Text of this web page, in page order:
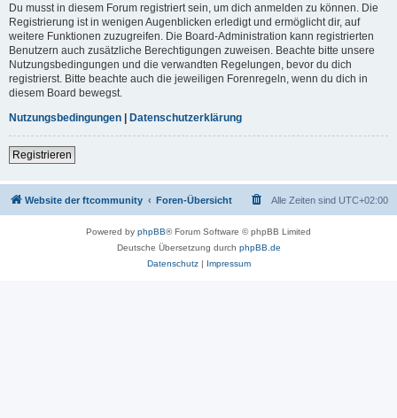
Du musst in diesem Forum registriert sein, um dich anmelden zu können. Die
Registrierung ist in wenigen Augenblicken erledigt und ermöglicht dir, auf
weitere Funktionen zuzugreifen. Die Board-Administration kann registrierten
Benutzern auch zusätzliche Berechtigungen zuweisen. Beachte bitte unsere
Nutzungsbedingungen und die verwandten Regelungen, bevor du dich
registrierst. Bitte beachte auch die jeweiligen Forenregeln, wenn du dich in
diesem Board bewegst.
Nutzungsbedingungen | Datenschutzerklärung
Registrieren
Website der ftcommunity Foren-Übersicht Alle Zeiten sind UTC+02:00
Powered by phpBB® Forum Software © phpBB Limited
Deutsche Übersetzung durch phpBB.de
Datenschutz| Impressum